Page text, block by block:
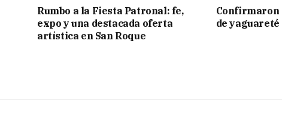
Rumbo a la Fiesta Patronal: fe,
expo y una destacada oferta
artística en San Roque
de